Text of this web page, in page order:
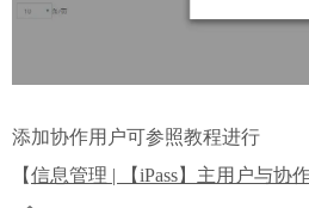
添加协作用户可参照教程进行
【信息管理 | 【iPass】主用户与协